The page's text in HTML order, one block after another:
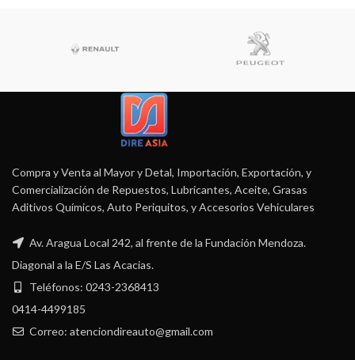
Compra y Venta al Mayor y Detal, Importación, Exportación, y
Comercialización de Repuestos, Lubricantes, Aceite, Grasas
Aditivos Químicos, Auto Periquitos, y Accesorios Vehiculares
Av. Aragua Local 242, al frente de la Fundación Mendoza.
Diagonal a la E/S Las Acacias.
Teléfonos: 0243-2368413
0414-4499185
Correo: atenciondireauto@gmail.com